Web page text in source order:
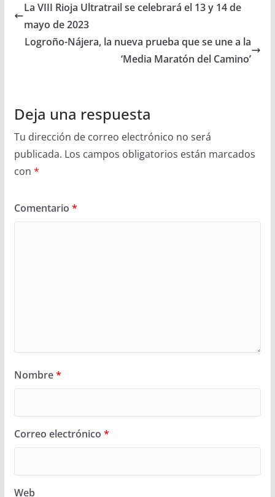
La VIII Rioja Ultratrail se celebrará el 13 y 14 de
mayo de 2023
Logroño-Nájera, la nueva prueba que se une a la
‘Media Maratón del Camino’
Deja una respuesta
Tu dirección de correo electrónico no será
publicada. Los campos obligatorios están marcados
con *
Comentario *
Nombre*
Correo electrónico *
Web